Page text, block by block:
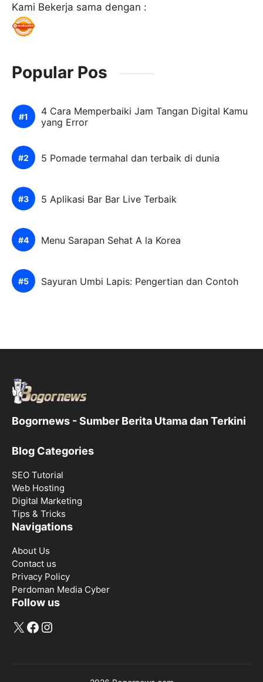
Kami Bekerja sama dengan :
Popular Pos
4 Cara Memperbaiki Jam Tangan Digital Kamu
yang Error
5 Pomade termahal dan terbaik di dunia
5 Aplikasi Bar Bar Live Terbaik
Menu Sarapan Sehat A la Korea
Sayuran Umbi Lapis: Pengertian dan Contoh
Bogornews - Sumber Berita Utama dan Terkini
Blog Categories
SEO Tutorial
Web Hosting
Digital Marketing
Tips & Tricks
Navigations
About Us
Contact us
Privacy Policy
Perdoman Media Cyber
Follow us
X Facebook
Instagram